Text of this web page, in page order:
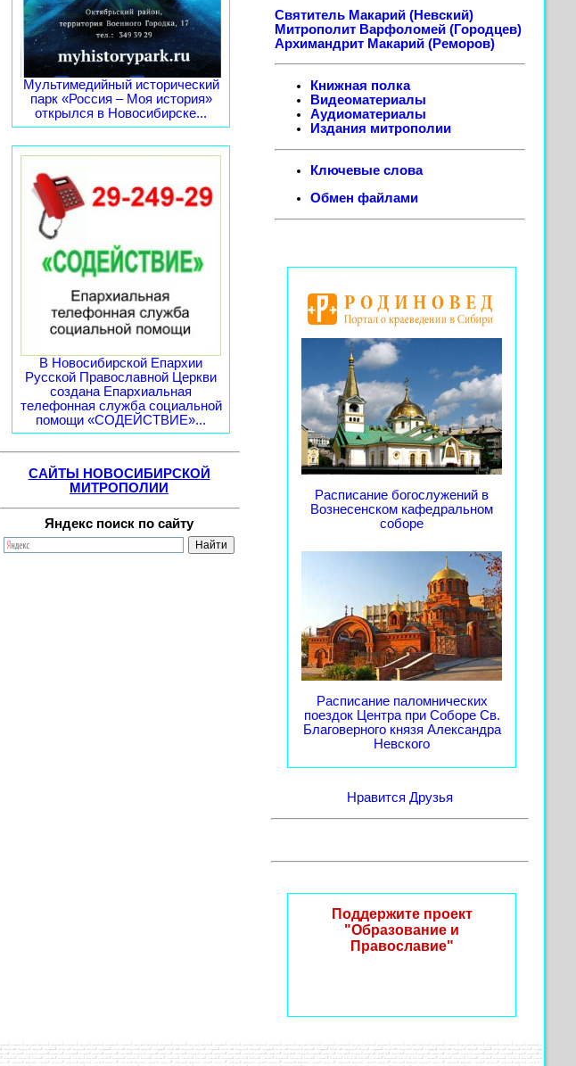
Мультимедийный исторический
парк «Россия – Моя история»
открылся в Новосибирске...
В Новосибирской Епархии
Русской Православной Церкви
создана Епархиальная
телефонная служба социальной
помощи «СОДЕЙСТВИЕ»...
САЙТЫ НОВОСИБИРСКОЙ
МИТРОПОЛИИ
Яндекс поиск по сайту
Святитель Макарий (Невский)
Митрополит Варфоломей (Городцев)
Архимандрит Макарий (Реморов)
Книжная полка
Видеоматериалы
Аудиоматериалы
Издания митрополии
Ключевые слова
Обмен файлами
Расписание богослужений в
Вознесенском кафедральном
соборе
Расписание паломнических
поездок Центра при Соборе Св.
Благоверного князя Александра
Невского
Нравится Друзья
Поддержите проект
"Образование и
Православие"